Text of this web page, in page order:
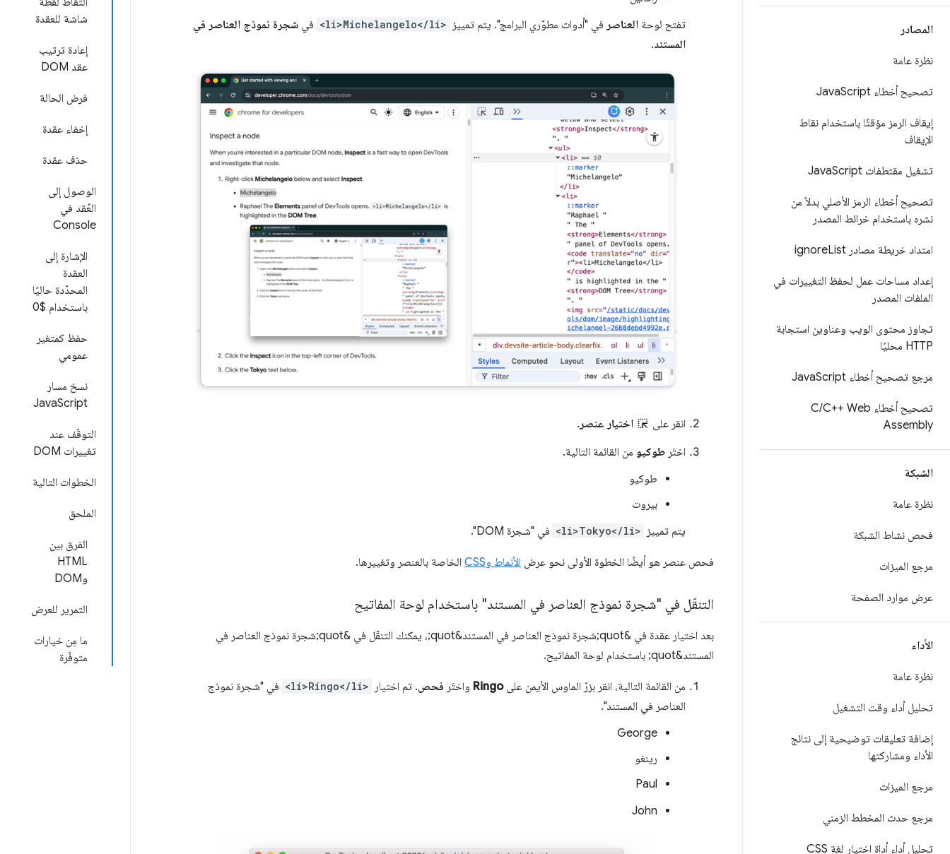
المصادر
نظرة عامة
تصحيح أخطاء Java Script
إيقاف الرمز مؤقتًا باستخدام نقاط
الإيقاف
تشغيل مقتطفات Java Script
تصحيح أخطاء الرمز الأصلي بدلاً من
نشره باستخدام خرائط المصدر
امتداد خريطة مصادر ignore List
إعداد مساحات عمل لحفظ التغييرات في
الملفات المصدر
تجاوز محتوى الويب وعناوين استجابة
HTTP محليًا
مرجع تصحيح أخطاء Java Script
تصحيح أخطاء C /C++ Web
Assembly
الشبكة
نظرة عامة
فحص نشاط الشبكة
مرجع الميزات
عرض موارد الصفحة
الأداء
نظرة عامة
تحليل أداء وقت التشغيل
إضافة تعليقات توضيحية إلى نتائج
الأداء ومشاركتها
مرجع الميزات
مرجع حدث المخطط الزمني
تحليل أداء أداة اختيار لغة CSS
شاشة للعقدة
إعادة ترتيب
عقد DOM
فرض الحالة
إخفاء عقدة
حذف عقدة
الوصول إلى
العُقد في
Console
الإشارة إلى
العقدة
المحدّدة حاليًا
باستخدام $0
حفظ كمتغير
عمومي
نسخ مسار
JavaScript
التوقّف عند
تغييرات DOM
الخطوات التالية
الملحق
الفرق بين
HTML
وDOM
التمرير للعرض
ما مِن خيارات
متوفّرة
تفتح لوحة العناصر في "أدوات مطوّري البرامج". يتم تمييز <li>Michelangelo</li> في شجرة نموذج العناصر في
المستند.
انقر على اختيار عنصر .
اختَر طوكيو من القائمة التالية.
طوكيو
بیروت
يتم تمييز <li>Tokyo</li> في "شجرة DOM".
فحص عنصر هو أيضًا الخطوة الأولى نحو عرض الأنماط وCSS الخاصة بالعنصر وتغييرها.
التنقّل في "شجرة نموذج العناصر في المستند" باستخدام لوحة المفاتيح
بعد اختيار عقدة في &quot;شجرة نموذج العناصر في المستند&quot;، يمكنك التنقّل في &quot;شجرة نموذج العناصر في
المستند&quot; باستخدام لوحة المفاتيح.
من القائمة التالية، انقر بزرّ الماوس الأيمن علىRingo واختَر فحص. تم اختيار <li>Ringo</li> في "شجرة نموذج
العناصر في المستند".
George
رينغو
Paul
John